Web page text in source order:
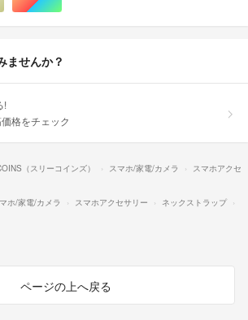
ませんか？
!
格をチェック
（スリーコインズ） スマホ/家電/カメラ
スマホアクセ
ホ/家電/カメラ スマホアクセサリー
ネックストラップ
ページの上へ戻る